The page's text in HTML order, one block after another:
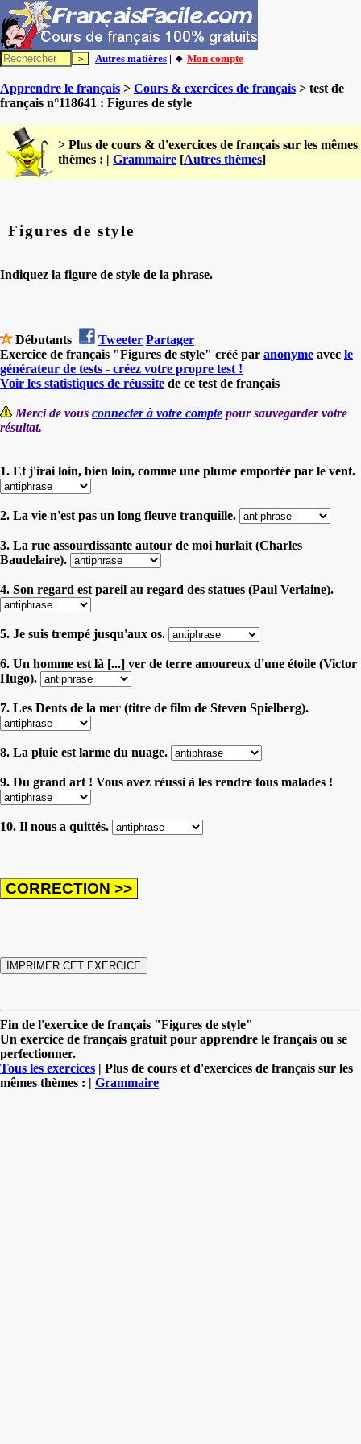
Autres matières | 🔸 Mon compte
Apprendre le français > Cours & exercices de français > test de
français n°118641 : Figures de style
> Plus de cours & d'exercices de français sur les mêmes
thèmes : | Grammaire [Autres thèmes]
Figures de style
Indiquez la figure de style de la phrase.
Débutants Tweeter Partager
Exercice de français "Figures de style" créé par anonyme avec le
générateur de tests - créez votre propre test !
Voir les statistiques de réussite de ce test de français
Merci de vous connecter à votre compte pour sauvegarder votre
résultat.
1. Et j'irai loin, bien loin, comme une plume emportée par le vent.
2. La vie n'est pas un long fleuve tranquille.
3. La rue assourdissante autour de moi hurlait (Charles
Baudelaire).
4. Son regard est pareil au regard des statues (Paul Verlaine).
5. Je suis trempé jusqu'aux os.
6. Un homme est là [...] ver de terre amoureux d'une étoile (Victor
Hugo).
7. Les Dents de la mer (titre de film de Steven Spielberg).
8. La pluie est larme du nuage.
9. Du grand art ! Vous avez réussi à les rendre tous malades !
10. Il nous a quittés.
Fin de l'exercice de français "Figures de style"
Un exercice de français gratuit pour apprendre le français ou se
perfectionner.
Tous les exercices | Plus de cours et d'exercices de français sur les
mêmes thèmes : | Grammaire